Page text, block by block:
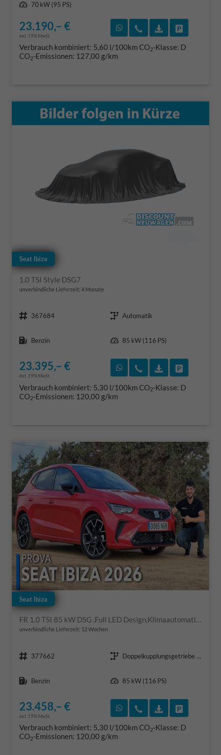
70 kW (95 PS)
23.190,– €
incl. 19% MwSt.
Rückruf vereinbaren
Wir rufen Sie an
Verbrauch kombiniert: 5,60 l/100kmCO2-Klasse: D
CO2-Emissionen: 127,00 g/km
Seat Ibiza
1.0 TSI Style DSG7
unverbindliche Lieferzeit: 4 Monate
367684
Automatik
Benzin
85 kW (116 PS)
23.395,– €
incl. 19% MwSt.
Rückruf vereinbaren
Wir rufen Sie an
Verbrauch kombiniert: 5,30 l/100kmCO2-Klasse: D
CO2-Emissionen: 120,00 g/km
Seat Ibiza
FR 1.0 TSI 85 kW DSG ,Full LED Design,Klimaautomatik,Sitzheizung, ACC, Armlehne, Phone Box, Digit..Cockpit,Seat-Full-Link, PDC v+h, 4 lektr. Fenster dunkel eingefär
unverbindliche Lieferzeit: 12 Wochen
377662
Doppelkupplungsgetriebe (DSG)
Benzin
85 kW (116 PS)
23.458,– €
incl. 19% MwSt.
Rückruf vereinbaren
Wir rufen Sie an
Verbrauch kombiniert: 5,30 l/100kmCO2-Klasse: D
CO2-Emissionen: 120,00 g/km